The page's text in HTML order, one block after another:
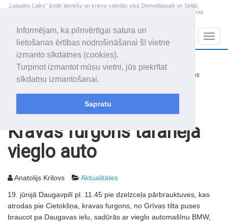
Informējam, ka pilnvērtīgai satura un
lietošanas ērtības nodrošināšanai šī vietne
izmanto sīkdatnes (cookies).
Turpinot izmantot mūsu vietni, jūs piekrītat
sīkdatņu izmantošanai.
Sapratu
„Latgales Laiks” iznāk latviešu un krievu valodās visā Dienvidlatgalē un Sēlijā,
„Latgales Laiks” latviešu valodā aptver Daugavpils valstspilsētu, Augšdaugavas
2026. gada 8. augusts
Sestdiena
Mudīte, Vladislava, Vladislavs
+15.2
nedaudz mākoņains
Kravas furgons taranēja
vieglo auto
Anatolijs Krilovs Aktualitātes
19. jūnijā Daugavpilī pl. 11.45 pie dzelzceļa pārbrauktuves, kas
atrodas pie Cietokšņa, kravas furgons, no Grīvas tilta puses
braucot pa Daugavas ielu, sadūrās ar vieglo automašīnu BMW,